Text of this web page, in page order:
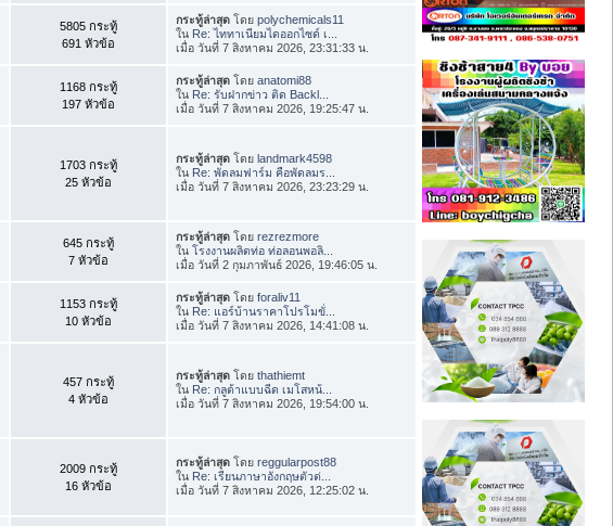
5805 กระทู้
691 หัวข้อ
กระทู้ล่าสุด โดยpolychemicals11
ใน Re: ไททาเนียมไดออกไซด์ เ...
เมื่อ วันที่ 7 สิงหาคม 2026, 23:31:33 น.
1168 กระทู้
197 หัวข้อ
กระทู้ล่าสุด โดยanatomi88
ใน Re: รับฝากข่าว ติด Backl...
เมื่อ วันที่ 7 สิงหาคม 2026, 19:25:47 น.
1703 กระทู้
25 หัวข้อ
กระทู้ล่าสุด โดยlandmark4598
ใน Re: พัดลมฟาร์ม คือพัดลมร...
เมื่อ วันที่ 7 สิงหาคม 2026, 23:23:29 น.
645 กระทู้
7 หัวข้อ
กระทู้ล่าสุด โดยrezrezmore
ในโรงงานผลิตท่อ ท่อลอนพอลิ...
เมื่อ วันที่ 2 กุมภาพันธ์ 2026, 19:46:05 น.
1153 กระทู้
10 หัวข้อ
กระทู้ล่าสุด โดยforaliv11
ใน Re: แอร์บ้านราคาโปรโมขั่...
เมื่อ วันที่ 7 สิงหาคม 2026, 14:41:08 น.
457 กระทู้
4 หัวข้อ
กระทู้ล่าสุด โดยthathiemt
ใน Re: กลูต้าแบบฉีด เมโสหน้...
เมื่อ วันที่ 7 สิงหาคม 2026, 19:54:00 น.
2009 กระทู้
16 หัวข้อ
กระทู้ล่าสุด โดยreggularpost88
ใน Re: เรียนภาษาอังกฤษตัวต่...
เมื่อ วันที่ 7 สิงหาคม 2026, 12:25:02 น.